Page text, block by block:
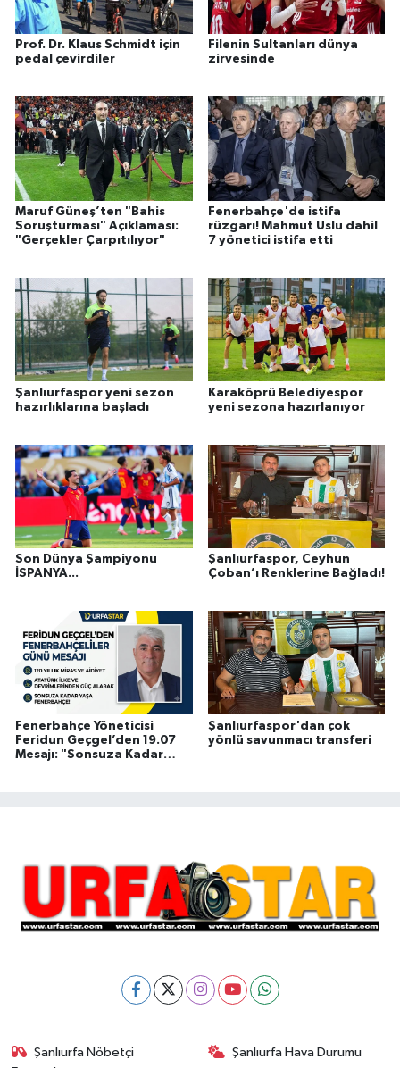
Prof. Dr. Klaus Schmidt için
pedal çevirdiler
Filenin Sultanları dünya
zirvesinde
Maruf Güneş’ten "Bahis
Soruşturması" Açıklaması:
"Gerçekler Çarpıtılıyor"
Fenerbahçe'de istifa
rüzgarı! Mahmut Uslu dahil
7 yönetici istifa etti
Şanlıurfaspor yeni sezon
hazırlıklarına başladı
Karaköprü Belediyespor
yeni sezona hazırlanıyor
Son Dünya Şampiyonu
İSPANYA...
Şanlıurfaspor, Ceyhun
Çoban’ı Renklerine Bağladı!
Fenerbahçe Yöneticisi
Feridun Geçgel’den 19.07
Mesajı: "Sonsuza Kadar
Şanlıurfaspor'dan çok
yönlü savunmacı transferi
Şanlıurfa Nöbetçi
Şanlıurfa Hava Durumu